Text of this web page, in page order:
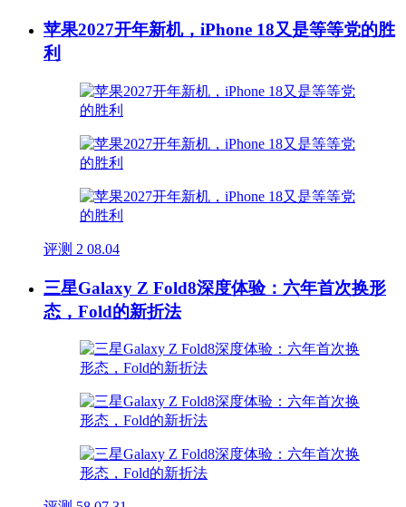
苹果2027开年新机，iPhone 18又是等等党的胜
利
评测 2 08.04
三星Galaxy Z Fold8深度体验：六年首次换形
态，Fold的新折法